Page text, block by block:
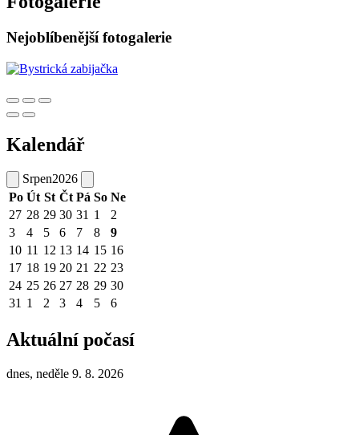
Nejoblíbenější fotogalerie
Kalendář
Srpen2026
Po Út St Čt Pá So Ne
27 28 29 30 31 1
2
3
4 5 6 7 8
9
10 11 12 13 14 15 16
17 18 19 20 21 22 23
24 25 26 27 28 29 30
31 1 2 3 4 5 6
Aktuální počasí
dnes, neděle 9. 8. 2026